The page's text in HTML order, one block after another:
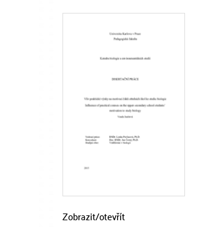
Zobrazit/otevřít